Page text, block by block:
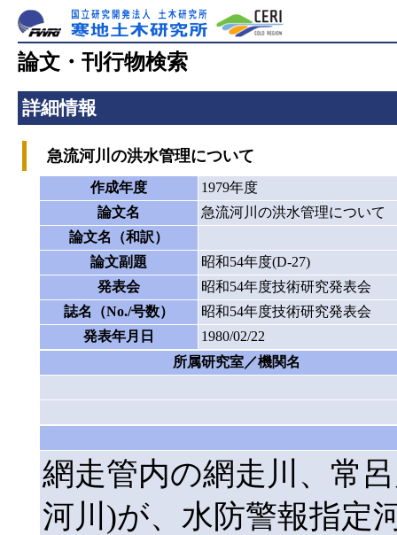
論文・刊行物検索
詳細情報
急流河川の洪水管理について
作成年度
1979年度
論文名
急流河川の洪水管理について
論文名（和訳）
論文副題
昭和54年度(D-27)
発表会
昭和54年度技術研究発表会
誌名（No./号数）
昭和54年度技術研究発表会
発表年月日
1980/02/22
所属研究室／機関名
網走管内の網走川、常
河川)が、水防警報指定